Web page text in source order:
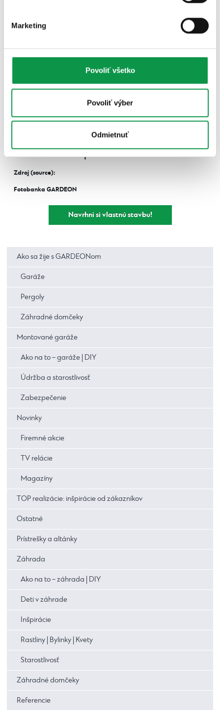
Marketing
Povoliť všetko
Povoliť výber
Odmietnuť
zákazníkovi pánovi Hullovi z Martina.
Zdroj (source):
Fotobanka GARDEON
Navrhni si vlastnú stavbu!
Ako sa žije s GARDEONom
Garáže
Pergoly
Záhradné domčeky
Montované garáže
Ako na to – garáže | DIY
Údržba a starostlivosť
Zabezpečenie
Novinky
Firemné akcie
TV relácie
Magazíny
TOP realizácie: inšpirácie od zákazníkov
Ostatné
Prístrešky a altánky
Záhrada
Ako na to – záhrada | DIY
Deti v záhrade
Inšpirácie
Rastliny | Bylinky | Kvety
Starostlivosť
Záhradné domčeky
Referencie